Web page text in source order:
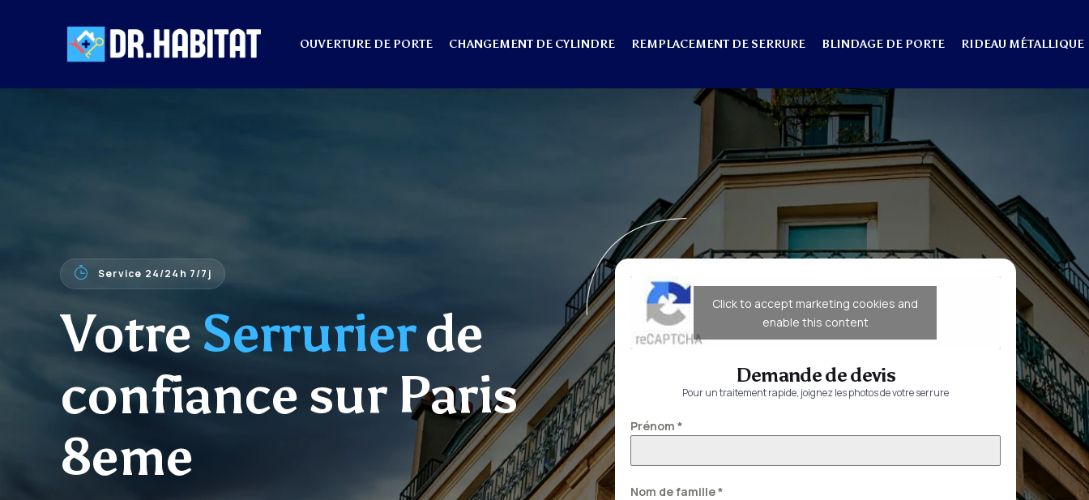
OUVERTURE DE PORTE CHANGEMENT DE CYLINDRE REMPLACEMENT DE SERRURE BLINDAGE DE PORTE RIDEAU MÉTALLIQUE
Service 24/24h 7/7j
Votre Serrurierde
confiance sur Paris
8eme
Click to accept marketing cookies and
enable this content
Demande de devis
Pour un traitement rapide, joignez les photos de votre serrure
Prénom *
Nom de famille*